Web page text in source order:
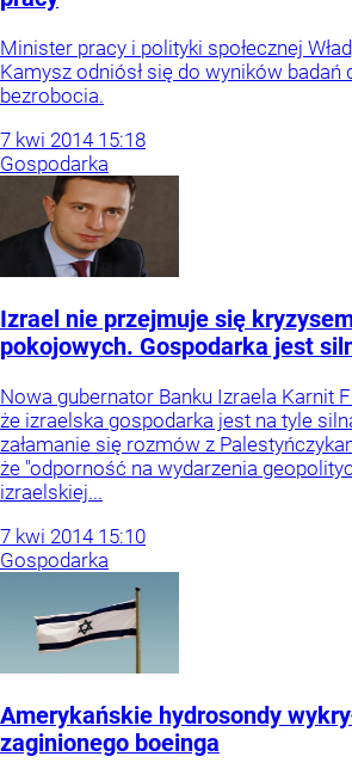
Minister pracy i polityki społecznej
Kamysz odniósł się do wyników badań
bezrobocia.
7 kwi 2014 15:18
Gospodarka
Izrael nie przejmuje się
pokojowych. Gospodarka jest
Nowa gubernator Banku Izraela Karnit
że izraelska gospodarka jest na tyle
załamanie się rozmów z
że "odporność na wydarzenia
izraelskiej...
7 kwi 2014 15:10
Gospodarka
Amerykańskie hydrosondy
zaginionego boeinga